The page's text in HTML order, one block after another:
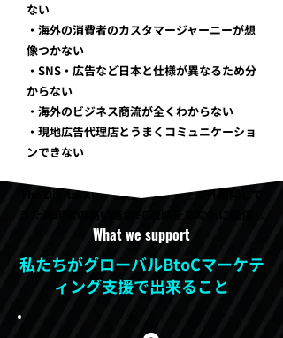
ない
・海外の消費者のカスタマージャーニーが想
像つかない
・SNS・広告など日本と仕様が異なるため分
からない
・海外のビジネス商流が全くわからない
・現地広告代理店とうまくコミュニケーショ
ンできない
The Digital Xは、自社ブランドを海外展開して
ます。
What we support
私たちがグローバルBtoCマーケテ
ィング支援で出来ること